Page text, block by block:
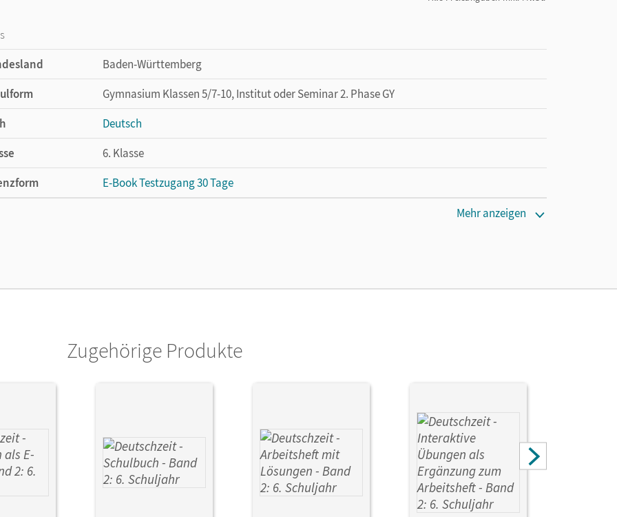
Baden-Württemberg
Gymnasium Klassen 5/7-10, Institut oder Seminar 2. Phase GY
Deutsch
6. Klasse
E-Book Testzugang 30 Tage
Julia; Engels, Benedikt; Breitenwischer, Dennis
Mehr anzeigen
Zugehörige Produkte